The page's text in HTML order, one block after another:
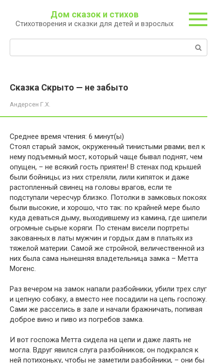
контенту
Дом сказок и стихов
Стихотворения и сказки для детей и взрослых
Сказка Скрыто — не забыто
Андерсен Г.Х.
Среднее время чтения: 6 минут(ы)
Стоял старый замок, окруженный тинистыми рвами; вел к
нему подъемный мост, который чаще бывал поднят, чем
опущен, – не всякий гость приятен! В стенах под крышей
были бойницы; из них стреляли, лили кипяток и даже
растопленный свинец на головы врагов, если те
подступали чересчур близко. Потолки в замковых покоях
были высокие, и хорошо, что так: по крайней мере было
куда деваться дыму, выходившему из камина, где шипели
огромные сырые коряги. По стенам висели портреты
закованных в латы мужчин и гордых дам в платьях из
тяжелой материи. Самой же стройной, величественной из
них была сама нынешняя владетельница замка – Метта
Могенс.
Раз вечером на замок напали разбойники, убили трех слуг
и цепную собаку, а вместо нее посадили на цепь госпожу.
Сами же расселись в зале и начали бражничать, попивая
доброе вино и пиво из погребов замка.
И вот госпожа Метта сидела на цепи и даже лаять не
могла. Вдруг явился слуга разбойников; он подкрался к
ней потихоньку, чтобы не заметили разбойники, – они бы